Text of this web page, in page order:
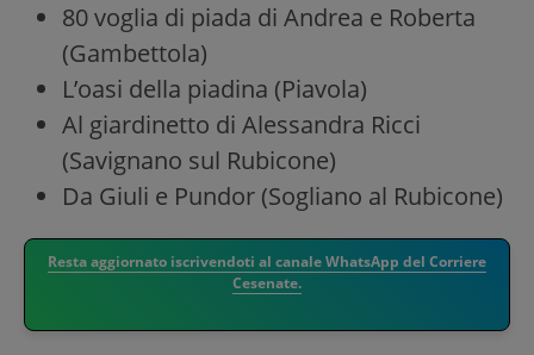
80 voglia di piada di Andrea e Roberta
(Gambettola)
L’oasi della piadina (Piavola)
Al giardinetto di Alessandra Ricci
(Savignano sul Rubicone)
Da Giuli e Pundor (Sogliano al Rubicone)
Resta aggiornato iscrivendoti al canale WhatsApp del Corriere
Cesenate.